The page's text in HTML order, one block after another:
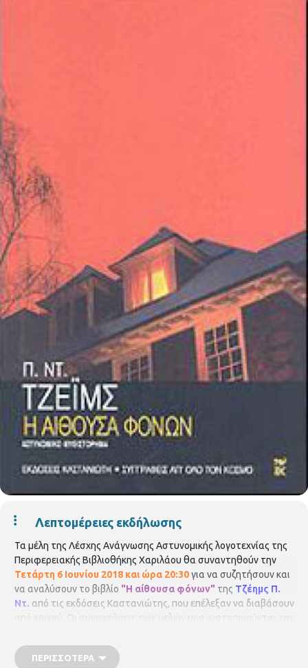
Λεπτομέρειες εκδήλωσης
Τα μέλη της Λέσχης Ανάγνωσης Αστυνομικής λογοτεχνίας της
Περιφερειακής Βιβλιοθήκης Χαριλάου θα συναντηθούν την
Τετάρτη 6 Ιουνίου 2018 και ώρα 20:30για να συζητήσουν και
να αναλύσουν το βιβλίο "Η αίθουσα φόνων" της Τζέημς Π.
Ντ. από τις εκδόσεις Καστανιώτης, που επέλεξαν να διαβάσουν
από κοινού. Οι συναντήσεις των μελών πραγματοποιούνται την
ΦατίσηκαιΤόλης Νικηφόρου
Χαριλάου Νικάνορος 3, Τηλ. 2310 324666 E mail:
ΠΕΡΙΣΣΌΤΕΡΑ